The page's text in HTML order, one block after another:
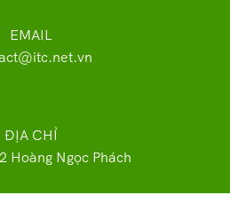
EMAIL
ĐỊA CHỈ
Hoàng Ngọc Phách